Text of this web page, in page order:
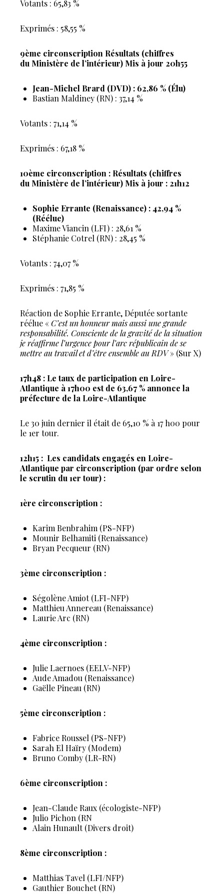
Votants : 65,83 %
Exprimés : 58,55 %
9ème circonscription Résultats (chiffres
du Ministère de l’intérieur) Mis à jour 20h55
Jean-Michel Brard (DVD) : 62,86 % (Élu)
Bastian Maldiney (RN) : 37,14 %
Votants : 71,14 %
Exprimés : 67,18 %
10ème circonscription : Résultats (chiffres
du Ministère de l’intérieur) Mis à jour : 21h12
Sophie Errante (Renaissance) : 42,94 %
(Réélue)
Maxime Viancin (LFI) : 28,61 %
Stéphanie Cotrel (RN) : 28,45 %
Votants : 74,07 %
Exprimés : 71,85 %
Réaction de Sophie Errante, Députée sortante
réélue «C’est un honneur mais aussi une grande
responsabilité. Consciente de la gravité de la situation
je réaffirme l’urgence pour l’arc républicain de se
mettre au travail et d’être ensemble au RDV» (Sur X)
17h48 : Le taux de participation en Loire-
Atlantique à 17h00 est de 63,67 % annonce la
préfecture de la Loire-Atlantique
Le 30 juin dernier il était de 65,10 % à 17 h00 pour
le 1er tour.
12h15 : Les candidats engagés en Loire-
Atlantique par circonscription (par ordre selon
le scrutin du 1er tour) :
1ère circonscription :
Karim Benbrahim (PS-NFP)
Mounir Belhamiti (Renaissance)
Bryan Pecqueur (RN)
3ème circonscription :
Ségolène Amiot (LFI-NFP)
Matthieu Annereau (Renaissance)
Laurie Arc (RN)
4ème circonscription :
Julie Laernoes (EELV-NFP)
Aude Amadou (Renaissance)
Gaëlle Pineau (RN)
5ème circonscription :
Fabrice Roussel (PS-NFP)
Sarah El Haïry (Modem)
Bruno Comby (LR-RN)
6ème circonscription :
Jean-Claude Raux (écologiste-NFP)
Julio Pichon (RN
Alain Hunault (Divers droit)
8ème circonscription :
Matthias Tavel (LFI/NFP)
Gauthier Bouchet (RN)